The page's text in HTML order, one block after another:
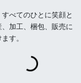
べてのひとに笑顔と
加工、梱包、販売に
す。